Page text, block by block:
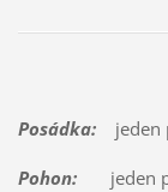
Posádka:jeden
Pohon:jeden